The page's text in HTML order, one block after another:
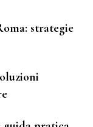
strategie